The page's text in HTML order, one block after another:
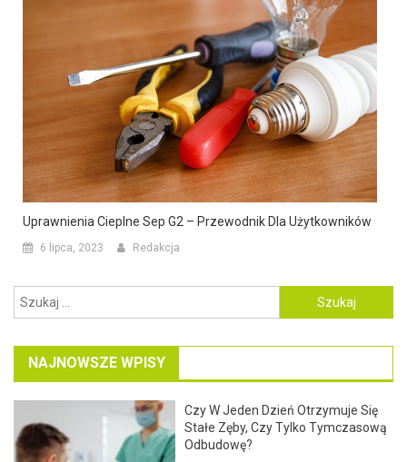
Uprawnienia Cieplne Sep G2 – Przewodnik Dla Użytkowników
6 lipca, 2023 Redakcja
Szukaj:
NAJNOWSZE WPISY
Czy W Jeden Dzień Otrzymuje Się
Stałe Zęby, Czy Tylko Tymczasową
Odbudowę?